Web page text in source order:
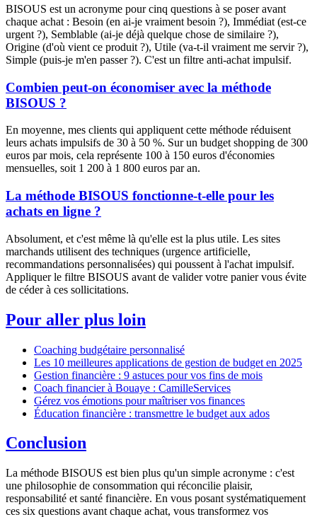
BISOUS est un acronyme pour cinq questions à se poser avant
chaque achat : Besoin (en ai-je vraiment besoin ?), Immédiat (est-ce
urgent ?), Semblable (ai-je déjà quelque chose de similaire ?),
Origine (d'où vient ce produit ?), Utile (va-t-il vraiment me servir ?),
Simple (puis-je m'en passer ?). C'est un filtre anti-achat impulsif.
Combien peut-on économiser avec la méthode
BISOUS ?
En moyenne, mes clients qui appliquent cette méthode réduisent
leurs achats impulsifs de 30 à 50 %. Sur un budget shopping de 300
euros par mois, cela représente 100 à 150 euros d'économies
mensuelles, soit 1 200 à 1 800 euros par an.
La méthode BISOUS fonctionne-t-elle pour les
achats en ligne ?
Absolument, et c'est même là qu'elle est la plus utile. Les sites
marchands utilisent des techniques (urgence artificielle,
recommandations personnalisées) qui poussent à l'achat impulsif.
Appliquer le filtre BISOUS avant de valider votre panier vous évite
de céder à ces sollicitations.
Pour aller plus loin
Coaching budgétaire personnalisé
Les 10 meilleures applications de gestion de budget en 2025
Gestion financière : 9 astuces pour vos fins de mois
Coach financier à Bouaye : CamilleServices
Gérez vos émotions pour maîtriser vos finances
Éducation financière : transmettre le budget aux ados
Conclusion
La méthode BISOUS est bien plus qu'un simple acronyme : c'est
une philosophie de consommation qui réconcilie plaisir,
responsabilité et santé financière. En vous posant systématiquement
ces six questions avant chaque achat, vous transformez vos